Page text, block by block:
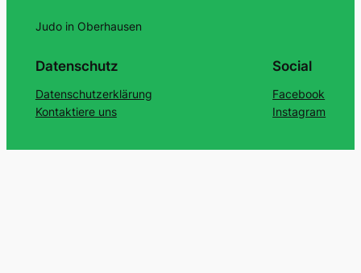
Judo in Oberhausen
Datenschutz
Datenschutzerklärung
Kontaktiere uns
Social
Facebook
Instagram